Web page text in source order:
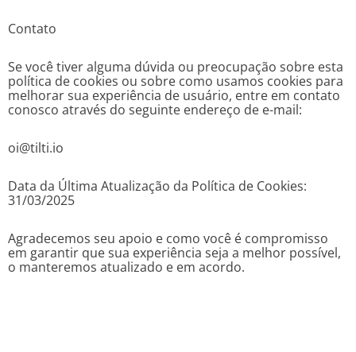
Contato
Se você tiver alguma dúvida ou preocupação sobre esta
política de cookies ou sobre como usamos cookies para
melhorar sua experiência de usuário, entre em contato
conosco através do seguinte endereço de e-mail:
oi@tilti.io
Data da Última Atualização da Política de Cookies:
31/03/2025
Agradecemos seu apoio e como você é compromisso
em garantir que sua experiência seja a melhor possível,
o manteremos atualizado e em acordo.